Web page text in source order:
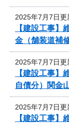
2025年7月7日更
【建設工事
金（舗装道補
2025年7月7日更
【建設工事
自債分）関金
2025年7月7日更
【建設工事